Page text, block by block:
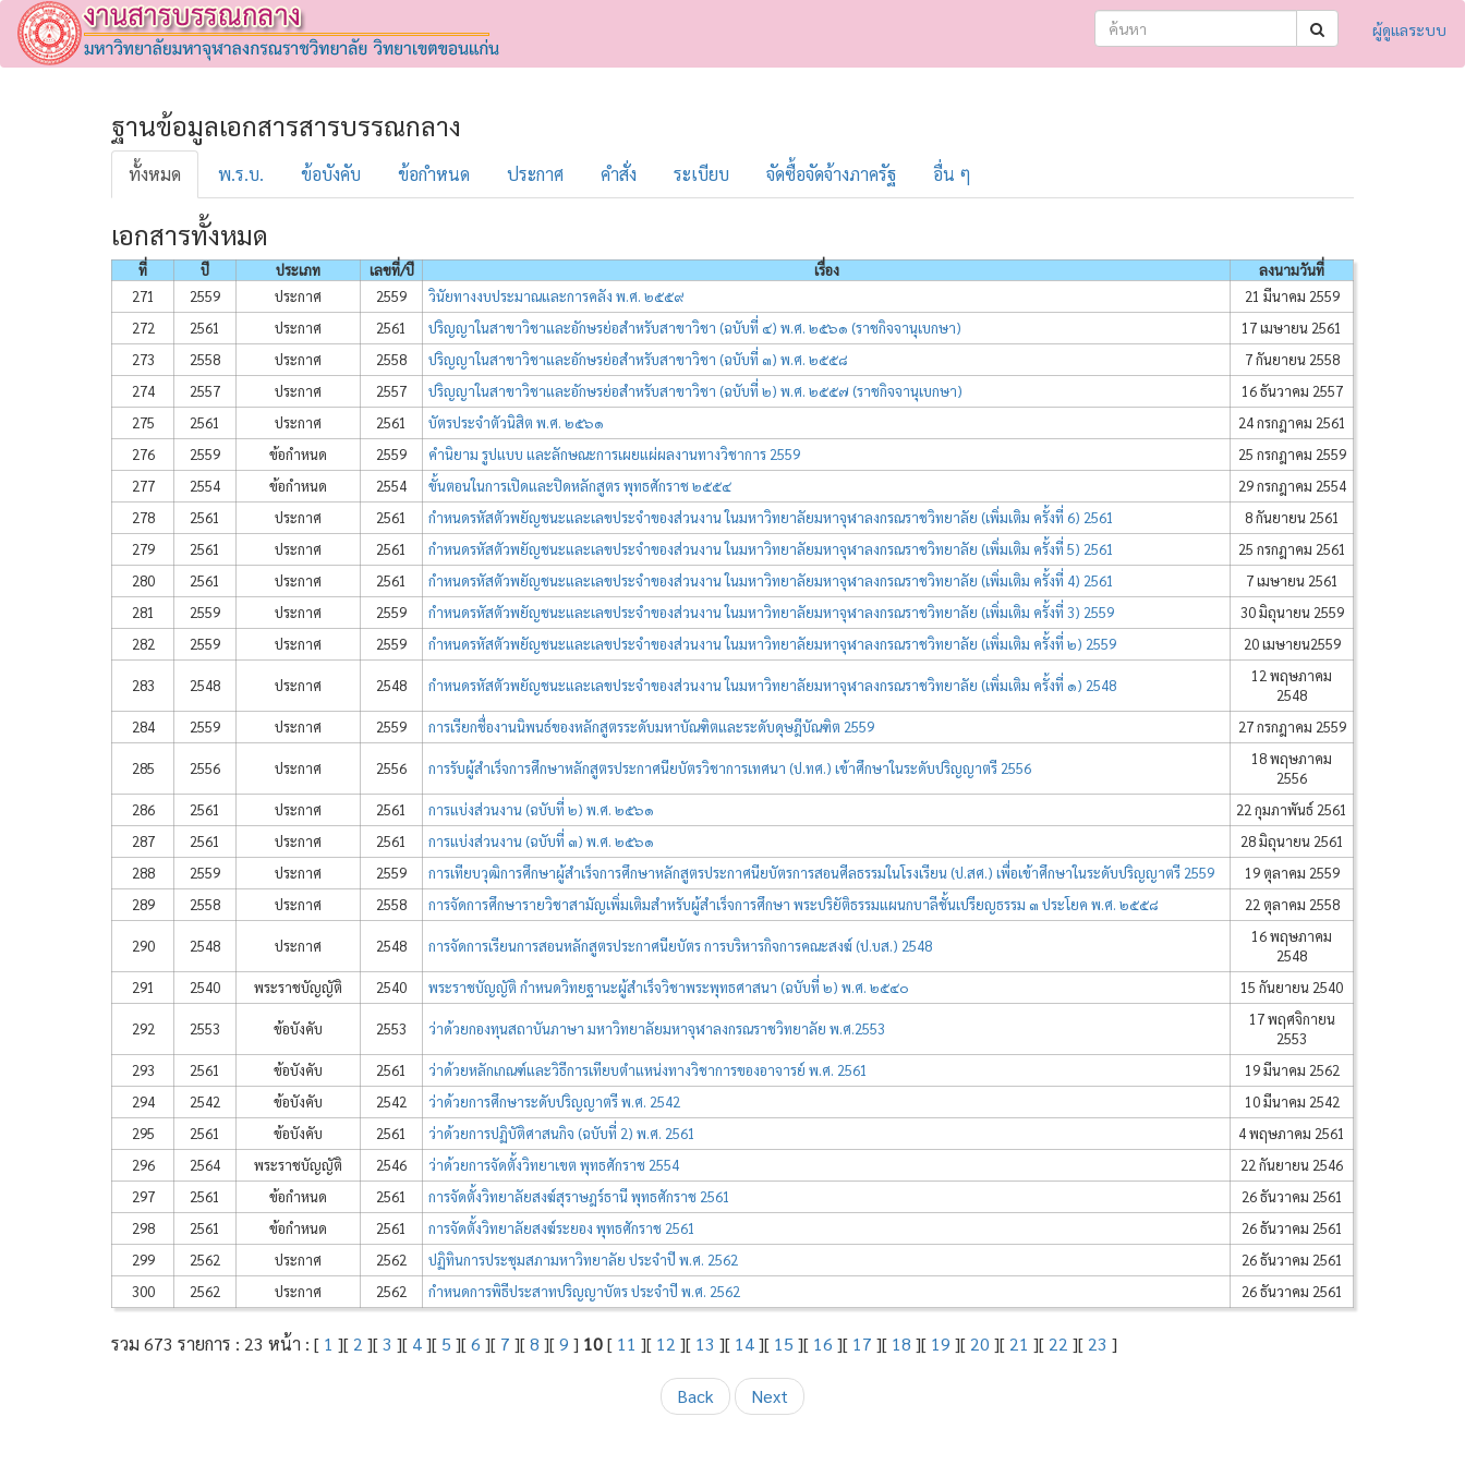
ผู้ดูแลระบบ
ฐานข้อมูลเอกสารสารบรรณกลาง
ทั้งหมด พ.ร.บ. ข้อบังคับ ข้อกำหนด ประกาศ คำสั่ง ระเบียบ จัดซื้อจัดจ้างภาครัฐ อื่น ๆ
เอกสารทั้งหมด
ที่ ปี ประเภท เลขที่/ปี เรื่อง
ลงนามวันที่
271
2559 ประกาศ 2559 วินัยทางงบประมาณและการคลัง พ.ศ. ๒๕๕๙
21 มีนาคม 2559
272
2561 ประกาศ 2561 ปริญญาในสาขาวิชาและอักษรย่อสำหรับสาขาวิชา (ฉบับที่ ๔) พ.ศ. ๒๕๖๑ (ราชกิจจานุเบกษา)
17 เมษายน 2561
273
2558 ประกาศ 2558 ปริญญาในสาขาวิชาและอักษรย่อสำหรับสาขาวิชา (ฉบับที่ ๓) พ.ศ. ๒๕๕๘
7 กันยายน 2558
274
2557 ประกาศ 2557 ปริญญาในสาขาวิชาและอักษรย่อสำหรับสาขาวิชา (ฉบับที่ ๒) พ.ศ. ๒๕๕๗ (ราชกิจจานุเบกษา)
16 ธันวาคม 2557
275
2561 ประกาศ 2561 บัตรประจำตัวนิสิต พ.ศ. ๒๕๖๑
24 กรกฎาคม 2561
276
2559 ข้อกำหนด 2559 คำนิยาม รูปแบบ และลักษณะการเผยแผ่ผลงานทางวิชาการ 2559
25 กรกฎาคม 2559
277
2554 ข้อกำหนด 2554 ขั้นตอนในการเปิดและปิดหลักสูตร พุทธศักราช ๒๕๕๔
29 กรกฎาคม 2554
278
2561 ประกาศ 2561 กำหนดรหัสตัวพยัญชนะและเลขประจำของส่วนงาน ในมหาวิทยาลัยมหาจุฬาลงกรณราชวิทยาลัย (เพิ่มเติม ครั้งที่ 6) 2561
8 กันยายน 2561
279
2561 ประกาศ 2561 กำหนดรหัสตัวพยัญชนะและเลขประจำของส่วนงาน ในมหาวิทยาลัยมหาจุฬาลงกรณราชวิทยาลัย (เพิ่มเติม ครั้งที่ 5) 2561
25 กรกฎาคม 2561
280
2561 ประกาศ 2561 กำหนดรหัสตัวพยัญชนะและเลขประจำของส่วนงาน ในมหาวิทยาลัยมหาจุฬาลงกรณราชวิทยาลัย (เพิ่มเติม ครั้งที่ 4) 2561
7 เมษายน 2561
281
2559 ประกาศ 2559 กำหนดรหัสตัวพยัญชนะและเลขประจำของส่วนงาน ในมหาวิทยาลัยมหาจุฬาลงกรณราชวิทยาลัย (เพิ่มเติม ครั้งที่ 3) 2559
30 มิถุนายน 2559
282
2559 ประกาศ 2559 กำหนดรหัสตัวพยัญชนะและเลขประจำของส่วนงาน ในมหาวิทยาลัยมหาจุฬาลงกรณราชวิทยาลัย (เพิ่มเติม ครั้งที่ ๒) 2559 20 เมษายน2559
283 2548 ประกาศ 2548 กำหนดรหัสตัวพยัญชนะและเลขประจำของส่วนงาน ในมหาวิทยาลัยมหาจุฬาลงกรณราชวิทยาลัย (เพิ่มเติม ครั้งที่ ๑) 2548
12 พฤษภาคม
2548
284
2559 ประกาศ 2559 การเรียกชื่องานนิพนธ์ของหลักสูตรระดับมหาบัณฑิตและระดับดุษฎีบัณฑิต 2559 27 กรกฎาคม 2559
285 2556 ประกาศ 2556 การรับผู้สำเร็จการศึกษาหลักสูตรประกาศนียบัตรวิชาการเทศนา (ป.ทศ.) เข้าศึกษาในระดับปริญญาตรี 2556
18 พฤษภาคม
2556
286
2561 ประกาศ 2561 การแบ่งส่วนงาน (ฉบับที่ ๒) พ.ศ. ๒๕๖๑
22 กุมภาพันธ์ 2561
287
2561 ประกาศ 2561 การแบ่งส่วนงาน (ฉบับที่ ๓) พ.ศ. ๒๕๖๑
28 มิถุนายน 2561
288
2559 ประกาศ 2559 การเทียบวุฒิการศึกษาผู้สำเร็จการศึกษาหลักสูตรประกาศนียบัตรการสอนศีลธรรมในโรงเรียน (ป.สศ.) เพื่อเข้าศึกษาในระดับปริญญาตรี 2559
19 ตุลาคม 2559
289
2558 ประกาศ 2558 การจัดการศึกษารายวิชาสามัญเพิ่มเติมสำหรับผู้สำเร็จการศึกษา พระปริยัติธรรมแผนกบาลีชั้นเปรียญธรรม ๓ ประโยค พ.ศ. ๒๕๕๘ 22 ตุลาคม 2558
290 2548 ประกาศ 2548 การจัดการเรียนการสอนหลักสูตรประกาศนียบัตร การบริหารกิจการคณะสงฆ์ (ป.บส.) 2548
16 พฤษภาคม
2548
291
2540 พระราชบัญญัติ 2540 พระราชบัญญัติ กำหนดวิทยฐานะผู้สำเร็จวิชาพระพุทธศาสนา (ฉบับที่ ๒) พ.ศ. ๒๕๔๐ 15 กันยายน 2540
292 2553 ข้อบังคับ 2553 ว่าด้วยกองทุนสถาบันภาษา มหาวิทยาลัยมหาจุฬาลงกรณราชวิทยาลัย พ.ศ.2553
17 พฤศจิกายน
2553
293
2561 ข้อบังคับ 2561 ว่าด้วยหลักเกณฑ์และวิธีการเทียบตำแหน่งทางวิชาการของอาจารย์ พ.ศ. 2561
19 มีนาคม 2562
294
2542 ข้อบังคับ 2542 ว่าด้วยการศึกษาระดับปริญญาตรี พ.ศ. 2542
10 มีนาคม 2542
295
2561 ข้อบังคับ 2561 ว่าด้วยการปฏิบัติศาสนกิจ (ฉบับที่ 2) พ.ศ. 2561
4 พฤษภาคม 2561
296
2564 พระราชบัญญัติ 2546 ว่าด้วยการจัดตั้งวิทยาเขต พุทธศักราช 2554
22 กันยายน 2546
297
2561 ข้อกำหนด 2561 การจัดตั้งวิทยาลัยสงฆ์สุราษฎร์ธานี พุทธศักราช 2561
26 ธันวาคม 2561
298
2561 ข้อกำหนด 2561 การจัดตั้งวิทยาลัยสงฆ์ระยอง พุทธศักราช 2561
26 ธันวาคม 2561
299
2562 ประกาศ 2562 ปฏิทินการประชุมสภามหาวิทยาลัย ประจำปี พ.ศ. 2562
26 ธันวาคม 2561
300
2562 ประกาศ 2562 กำหนดการพิธีประสาทปริญญาบัตร ประจำปี พ.ศ. 2562 26 ธันวาคม 2561
รวม 673 รายการ : 23 หน้า : [ 1 ][ 2 ][3 ][ 4][ 5 ][6 ][ 7 ][8 ][9 ] 10[ 11 ][ 12 ][ 13 ][ 14][ 15 ][ 16 ][ 17 ][ 18 ][ 19 ][ 20 ][ 21 ][ 22 ][ 23 ]
Back Next